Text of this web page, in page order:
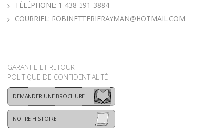
TÉLÉPHONE: 1-438-391-3884
COURRIEL: ROBINETTERIERAYMAN@HOTMAIL.COM
GARANTIE ET RETOUR
POLITIQUE DE CONFIDENTIALITÉ
DEMANDER UNE BROCHURE
NOTRE HISTOIRE